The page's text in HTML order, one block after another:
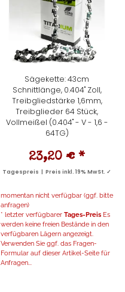
Sägekette: 43cm
Schnittlänge, 0.404" Zoll,
Treibgliedstärke 1,6mm,
Treibglieder 64 Stück,
Vollmeißel (0.404" - V - 1,6 -
64TG)
23,20 € *
Tagespreis | Preis inkl. 19% MwSt. ✓
momentan nicht verfügbar (ggf. bitte
anfragen)
* letzter verfügbarer Tages-Preis Es
werden keine freien Bestände in den
verfügbaren Lägern angezeigt.
Verwenden Sie ggf. das Fragen-
Formular auf dieser Artikel-Seite für
Anfragen...